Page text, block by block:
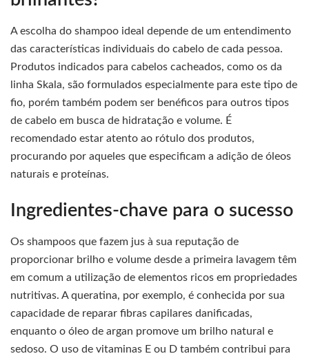
A escolha do shampoo ideal depende de um entendimento
das características individuais do cabelo de cada pessoa.
Produtos indicados para cabelos cacheados, como os da
linha Skala, são formulados especialmente para este tipo de
fio, porém também podem ser benéficos para outros tipos
de cabelo em busca de hidratação e volume. É
recomendado estar atento ao rótulo dos produtos,
procurando por aqueles que especificam a adição de óleos
naturais e proteínas.
Ingredientes-chave para o sucesso
Os shampoos que fazem jus à sua reputação de
proporcionar brilho e volume desde a primeira lavagem têm
em comum a utilização de elementos ricos em propriedades
nutritivas. A queratina, por exemplo, é conhecida por sua
capacidade de reparar fibras capilares danificadas,
enquanto o óleo de argan promove um brilho natural e
sedoso. O uso de vitaminas E ou D também contribui para